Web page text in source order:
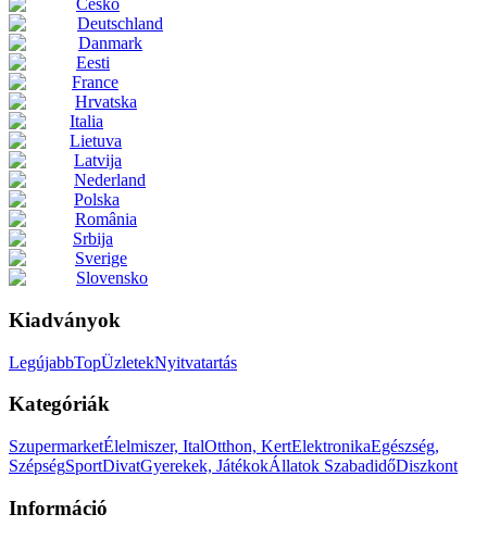
Česko
Deutschland
Danmark
Eesti
France
Hrvatska
Italia
Lietuva
Latvija
Nederland
Polska
România
Srbija
Sverige
Slovensko
Kiadványok
LegújabbTopÜzletekNyitvatartás
Kategóriák
SzupermarketÉlelmiszer, ItalOtthon, KertElektronikaEgészség,
SzépségSportDivatGyerekek, JátékokÁllatok SzabadidőDiszkont
Információ